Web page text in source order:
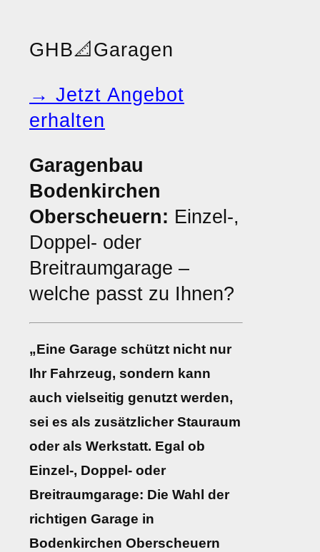
GHB📐 Garagen
→ Jetzt Angebot
erhalten
Garagenbau
Bodenkirchen
Oberscheuern: Einzel-,
Doppel- oder
Breitraumgarage –
welche passt zu Ihnen?
„Eine Garage schützt nicht nur
Ihr Fahrzeug, sondern kann
auch vielseitig genutzt werden,
sei es als zusätzlicher Stauraum
oder als Werkstatt. Egal ob
Einzel-, Doppel- oder
Breitraumgarage: Die Wahl der
richtigen Garage in
Bodenkirchen Oberscheuern